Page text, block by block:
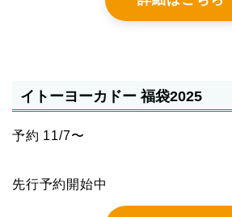
イトーヨーカドー 福袋2025
予約 11/7〜
先行予約開始中